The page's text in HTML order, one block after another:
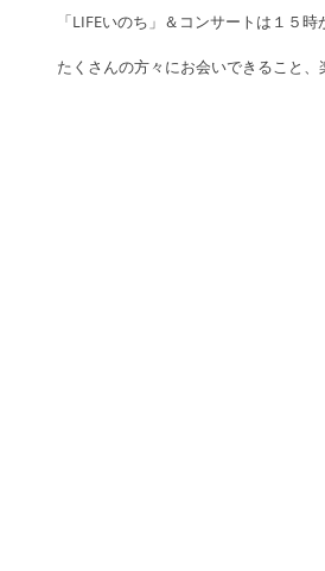
「LIFEいのち」＆コンサートは１５
たくさんの方々にお会いできること、